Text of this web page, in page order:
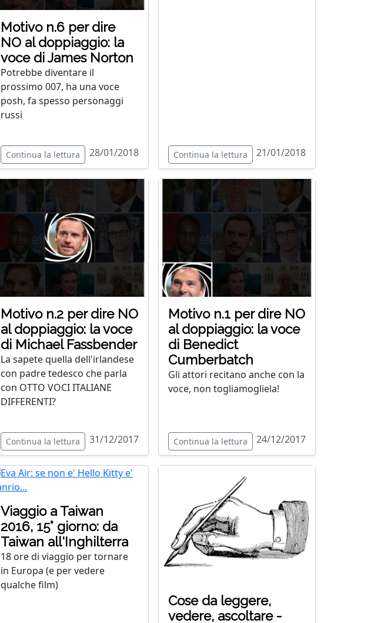
Motivo n.6 per dire
NO al doppiaggio: la
voce di James Norton
Potrebbe diventare il
prossimo 007, ha una voce
posh, fa spesso personaggi
russi
Continua la lettura 28/01/2018 Continua la lettura 21/01/2018
Motivo n.2 per dire NO
al doppiaggio: la voce
di Michael Fassbender
La sapete quella dell'irlandese
con padre tedesco che parla
con OTTO VOCI ITALIANE
DIFFERENTI?
Continua la lettura 31/12/2017
Motivo n.1 per dire NO
al doppiaggio: la voce
di Benedict
Cumberbatch
Gli attori recitano anche con la
voce, non togliamogliela!
Continua la lettura 24/12/2017
Viaggio a Taiwan
2016, 15° giorno: da
Taiwan all'Inghilterra
18 ore di viaggio per tornare
in Europa (e per vedere
qualche film)
Cose da leggere,
vedere, ascoltare -